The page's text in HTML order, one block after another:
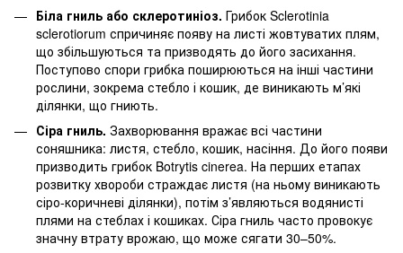
Біла гниль або склеротиніоз. Грибок Sclerotinia
sclerotiorum спричиняє появу на листі жовтуватих плям,
що збільшуються та призводять до його засихання.
Поступово спори грибка поширюються на інші частини
рослини, зокрема стебло і кошик, де виникають м’які
ділянки, що гниють.
Сіра гниль. Захворювання вражає всі частини
соняшника: листя, стебло, кошик, насіння. До його появи
призводить грибок Botrytis cinerea. На перших етапах
розвитку хвороби страждає листя (на ньому виникають
сіро-коричневі ділянки), потім з’являються водянисті
плями на стеблах і кошиках. Сіра гниль часто провокує
значну втрату врожаю, що може сягати 30–50%.